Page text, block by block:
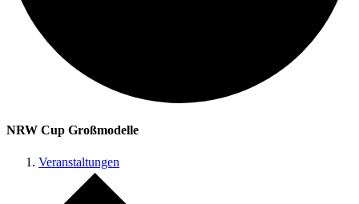
NRW Cup Großmodelle
Veranstaltungen